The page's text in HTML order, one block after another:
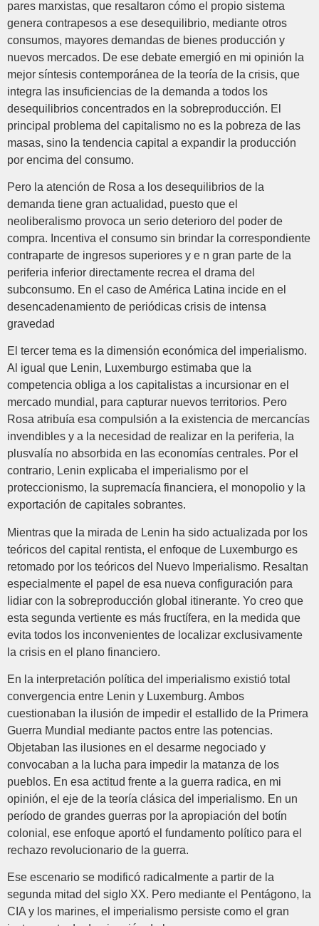
pares marxistas, que resaltaron cómo el propio sistema
genera contrapesos a ese desequilibrio, mediante otros
consumos, mayores demandas de bienes producción y
nuevos mercados. De ese debate emergió en mi opinión la
mejor síntesis contemporánea de la teoría de la crisis, que
integra las insuficiencias de la demanda a todos los
desequilibrios concentrados en la sobreproducción. El
principal problema del capitalismo no es la pobreza de las
masas, sino la tendencia capital a expandir la producción
por encima del consumo.
Pero la atención de Rosa a los desequilibrios de la
demanda tiene gran actualidad, puesto que el
neoliberalismo provoca un serio deterioro del poder de
compra. Incentiva el consumo sin brindar la correspondiente
contraparte de ingresos superiores y e n gran parte de la
periferia inferior directamente recrea el drama del
subconsumo. En el caso de América Latina incide en el
desencadenamiento de periódicas crisis de intensa
gravedad
El tercer tema es la dimensión económica del imperialismo.
Al igual que Lenin, Luxemburgo estimaba que la
competencia obliga a los capitalistas a incursionar en el
mercado mundial, para capturar nuevos territorios. Pero
Rosa atribuía esa compulsión a la existencia de mercancías
invendibles y a la necesidad de realizar en la periferia, la
plusvalía no absorbida en las economías centrales. Por el
contrario, Lenin explicaba el imperialismo por el
proteccionismo, la supremacía financiera, el monopolio y la
exportación de capitales sobrantes.
Mientras que la mirada de Lenin ha sido actualizada por los
teóricos del capital rentista, el enfoque de Luxemburgo es
retomado por los teóricos del Nuevo Imperialismo. Resaltan
especialmente el papel de esa nueva configuración para
lidiar con la sobreproducción global itinerante. Yo creo que
esta segunda vertiente es más fructífera, en la medida que
evita todos los inconvenientes de localizar exclusivamente
la crisis en el plano financiero.
En la interpretación política del imperialismo existió total
convergencia entre Lenin y Luxemburg. Ambos
cuestionaban la ilusión de impedir el estallido de la Primera
Guerra Mundial mediante pactos entre las potencias.
Objetaban las ilusiones en el desarme negociado y
convocaban a la lucha para impedir la matanza de los
pueblos. En esa actitud frente a la guerra radica, en mi
opinión, el eje de la teoría clásica del imperialismo. En un
período de grandes guerras por la apropiación del botín
colonial, ese enfoque aportó el fundamento político para el
rechazo revolucionario de la guerra.
Ese escenario se modificó radicalmente a partir de la
segunda mitad del siglo XX. Pero mediante el Pentágono, la
CIA y los marines, el imperialismo persiste como el gran